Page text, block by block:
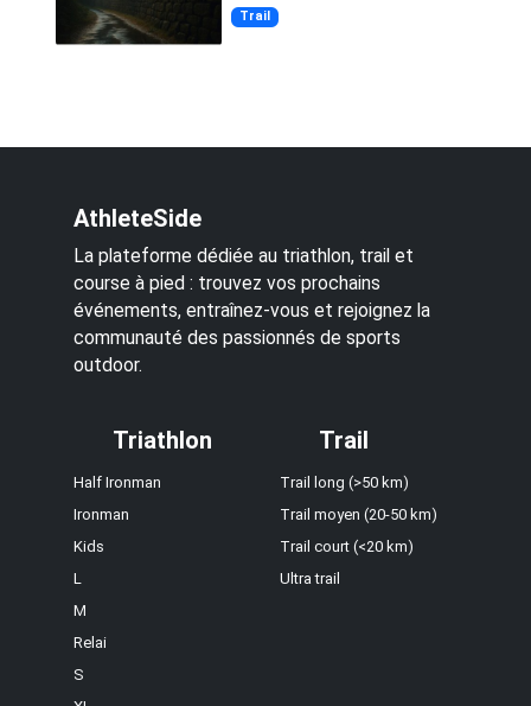
Trail
AthleteSide
La plateforme dédiée au triathlon, trail et
course à pied : trouvez vos prochains
événements, entraînez-vous et rejoignez la
communauté des passionnés de sports
outdoor.
Triathlon
Half Ironman
Ironman
Kids
L
M
Relai
S
Trail
Trail long (>50 km)
Trail moyen (20-50 km)
Trail court (<20 km)
Ultra trail